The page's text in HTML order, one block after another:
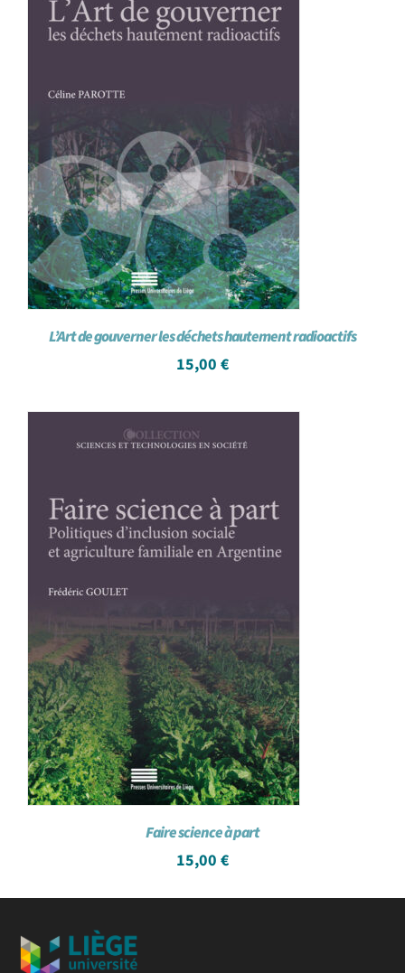
L’Art de gouverner les déchets hautement radioactifs
15,00 €
Faire science à part
15,00 €